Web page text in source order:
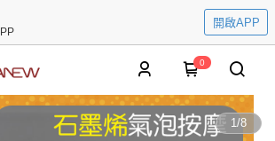
開啟APP
0
1/8